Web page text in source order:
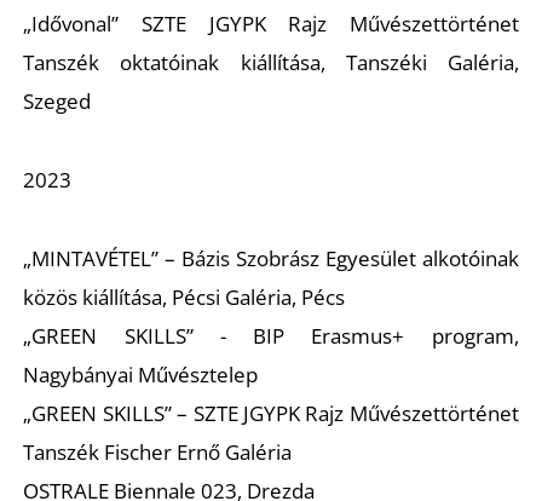
„Idővonal” SZTE JGYPK Rajz Művészettörténet
Tanszék oktatóinak kiállítása, Tanszéki Galéria,
Szeged
2023
„MINTAVÉTEL” – Bázis Szobrász Egyesület alkotóinak
közös kiállítása, Pécsi Galéria, Pécs
„GREEN SKILLS” - BIP Erasmus+ program,
Nagybányai Művésztelep
„GREEN SKILLS” – SZTE JGYPK Rajz Művészettörténet
Tanszék Fischer Ernő Galéria
OSTRALE Biennale 023, Drezda